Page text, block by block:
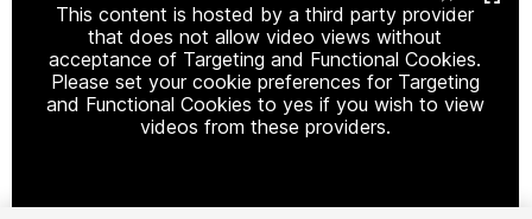
This content is hosted by a third party provider
that does not allow video views without
acceptance of Targeting and Functional Cookies.
Please set your cookie preferences for Targeting
and Functional Cookies to yes if you wish to view
videos from these providers.